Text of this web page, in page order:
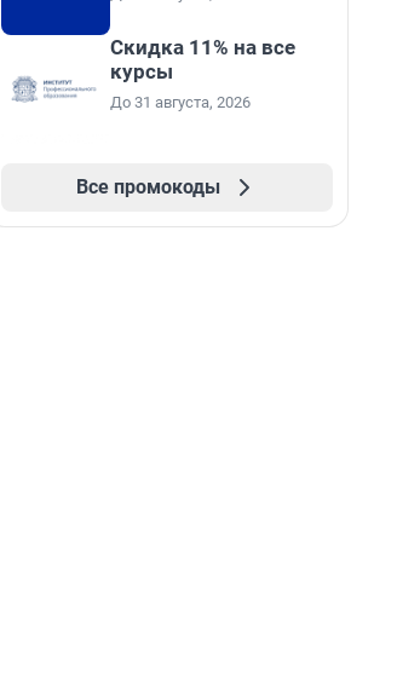
Скидка 11% на все
курсы
До 31 августа, 2026
Все промокоды